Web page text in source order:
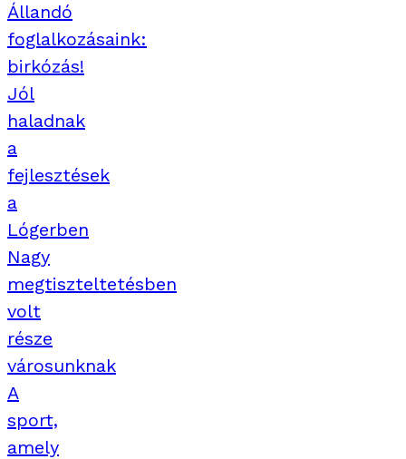
Állandó
foglalkozásaink:
birkózás!
Jól
haladnak
a
fejlesztések
a
Lógerben
Nagy
megtiszteltetésben
volt
része
városunknak
A
sport,
amely